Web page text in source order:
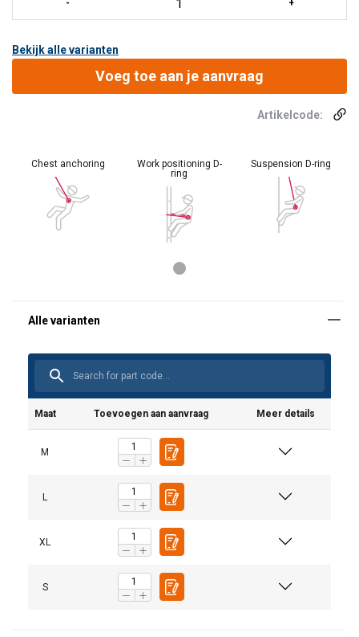
Bekijk alle varianten
Voeg toe aan je aanvraag
Artikelcode:
Chest anchoring
Work positioning D-
ring
Suspension D-ring
Maat Toevoegen aan aanvraag Meer details
M
L
XL
S